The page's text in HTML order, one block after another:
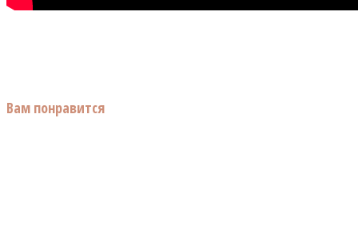
Вам понравится